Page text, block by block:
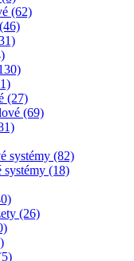
(62)
(46)
(27)
(69)
systémy (82)
systémy (18)
(26)